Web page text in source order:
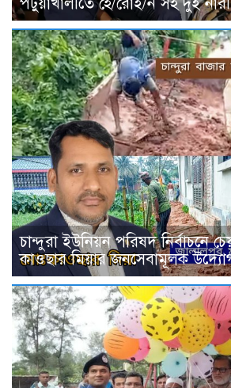
চান্দুরা ইউনিয়ন পরিষদ নির্বাচনে
কাওছার মিয়ার জনসেবামূলক